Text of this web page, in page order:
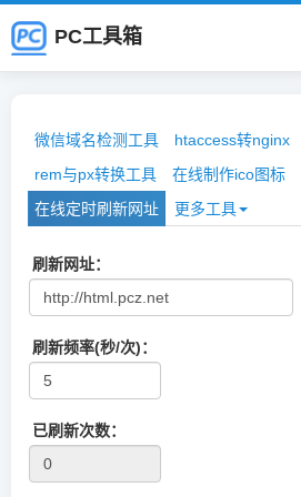
PC工具箱
微信域名检测工具 htaccess转nginx
rem与px转换工具
在线制作ico图标
在线定时刷新网址
更多工具
刷新网址：
刷新频率(秒/次)：
已刷新次数：